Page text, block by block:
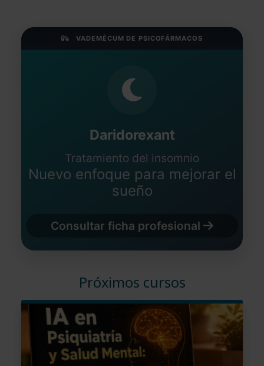
VADEMÉCUM DE PSICOFÁRMACOS
Daridorexant
Tratamiento del insomnio
Nuevo enfoque para mejorar el
sueño
Consultar ficha profesional
Próximos cursos